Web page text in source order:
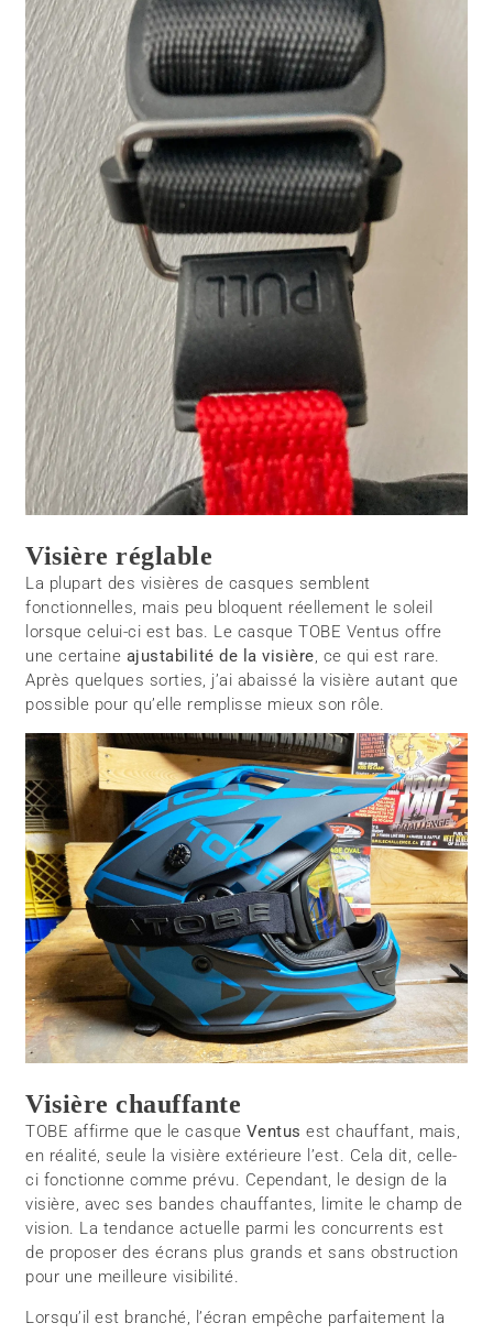
Visière réglable
La plupart des visières de casques semblent
fonctionnelles, mais peu bloquent réellement le soleil
lorsque celui-ci est bas. Le casque TOBE Ventus offre
une certaine ajustabilité de la visière, ce qui est rare.
Après quelques sorties, j’ai abaissé la visière autant que
possible pour qu’elle remplisse mieux son rôle.
Visière chauffante
TOBE affirme que le casque Ventus est chauffant, mais,
en réalité, seule la visière extérieure l’est. Cela dit, celle-
ci fonctionne comme prévu. Cependant, le design de la
visière, avec ses bandes chauffantes, limite le champ de
vision. La tendance actuelle parmi les concurrents est
de proposer des écrans plus grands et sans obstruction
pour une meilleure visibilité.
Lorsqu’il est branché, l’écran empêche parfaitement la